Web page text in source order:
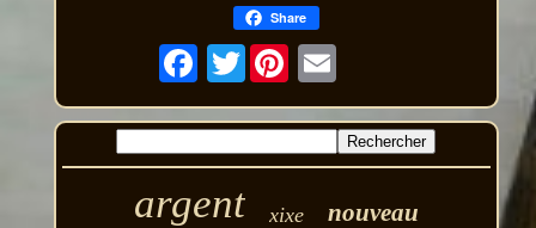
Share
Twitter
argent xixe nouveau